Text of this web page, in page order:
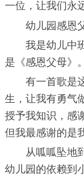
一位，让我们永
幼儿园感恩
我是幼儿中
是《感恩父母》。
有一首歌是
生，让我有勇气
授予我知识，感
但我最感谢的是
从呱呱坠地
幼儿园的依赖到